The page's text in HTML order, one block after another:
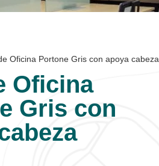
Oficina Portone Gris con apoya cabeza
Oficina
Gris con